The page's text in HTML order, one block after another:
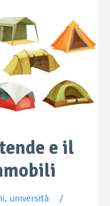
e il
, università
/